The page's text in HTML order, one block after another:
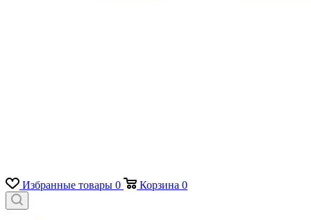
Избранные товары 0 Корзина 0